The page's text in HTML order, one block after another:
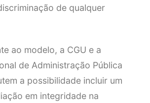
de qualquer
ao modelo, a CGU e a
de Administração Pública
a possibilidade incluir um
em integridade na